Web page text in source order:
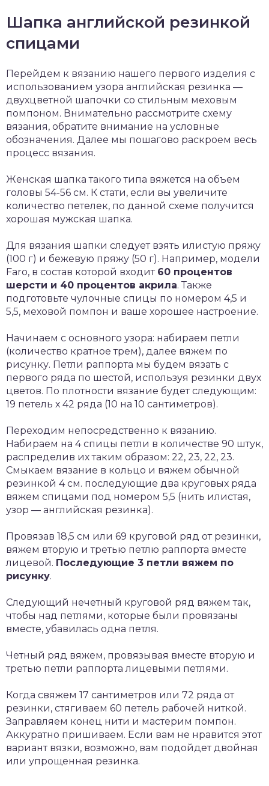
Шапка английской резинкой
спицами
Перейдем к вязанию нашего первого изделия с
использованием узора английская резинка —
двухцветной шапочки со стильным меховым
помпоном. Внимательно рассмотрите схему
вязания, обратите внимание на условные
обозначения. Далее мы пошагово раскроем весь
процесс вязания.
Женская шапка такого типа вяжется на объем
головы 54-56 см. К стати, если вы увеличите
количество петелек, по данной схеме получится
хорошая мужская шапка.
Для вязания шапки следует взять илистую пряжу
(100 г) и бежевую пряжу (50 г). Например, модели
Faro, в состав которой входит 60 процентов
шерсти и 40 процентов акрила. Также
подготовьте чулочные спицы по номером 4,5 и
5,5, меховой помпон и ваше хорошее настроение.
Начинаем с основного узора: набираем петли
(количество кратное трем), далее вяжем по
рисунку. Петли раппорта мы будем вязать с
первого ряда по шестой, используя резинки двух
цветов. По плотности вязание будет следующим:
19 петель х 42 ряда (10 на 10 сантиметров).
Переходим непосредственно к вязанию.
Набираем на 4 спицы петли в количестве 90 штук,
распределив их таким образом: 22, 23, 22, 23.
Смыкаем вязание в кольцо и вяжем обычной
резинкой 4 см. последующие два круговых ряда
вяжем спицами под номером 5,5 (нить илистая,
узор — английская резинка).
Провязав 18,5 см или 69 круговой ряд от резинки,
вяжем вторую и третью петлю раппорта вместе
лицевой. Последующие 3 петли вяжем по
рисунку.
Следующий нечетный круговой ряд вяжем так,
чтобы над петлями, которые были провязаны
вместе, убавилась одна петля.
Четный ряд вяжем, провязывая вместе вторую и
третью петли раппорта лицевыми петлями.
Когда свяжем 17 сантиметров или 72 ряда от
резинки, стягиваем 60 петель рабочей ниткой.
Заправляем конец нити и мастерим помпон.
Аккуратно пришиваем. Если вам не нравится этот
вариант вязки, возможно, вам подойдет двойная
или упрощенная резинка.